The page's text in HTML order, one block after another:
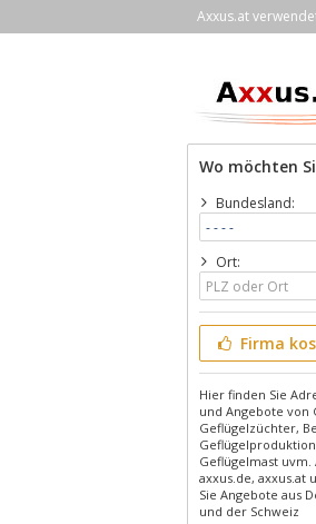
Axxus.at
Wo möchten
Bundesland:
Ort:
Firma
Hier finden Sie
und Angebote von
Geflügelzüchter,
Geflügelmast
axxus.de, axxus.at
Sie Angebote aus
und der Schweiz